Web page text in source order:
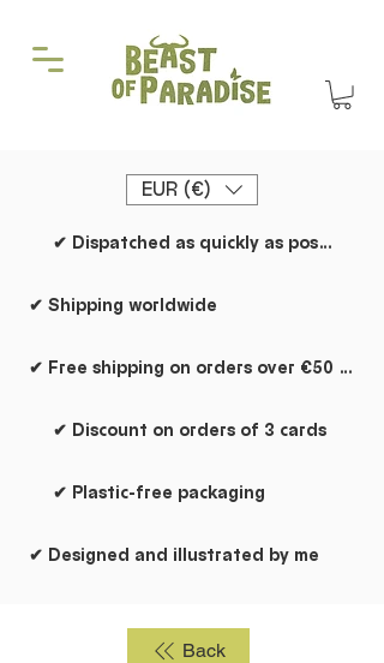
EUR (€)
✔ Dispatched as quickly as possible
✔ Shipping worldwide
✔ Free shipping on orders over €50 within the Netherlands
✔ Discount on orders of 3 cards
✔ Plastic-free packaging
✔ Designed and illustrated by me
Back